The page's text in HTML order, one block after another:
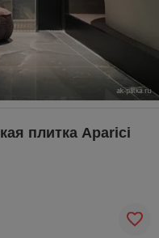
плитка Aparici